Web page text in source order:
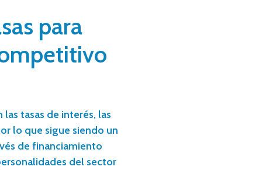
para
tasas de interés, las
lo que sigue siendo un
de financiamiento
del sector